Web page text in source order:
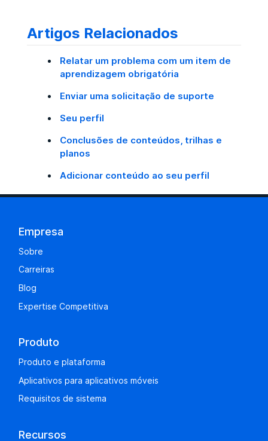
Artigos Relacionados
Relatar um problema com um item de
aprendizagem obrigatória
Enviar uma solicitação de suporte
Seu perfil
Conclusões de conteúdos, trilhas e
planos
Adicionar conteúdo ao seu perfil
Empresa
Sobre
Carreiras
Blog
Expertise Competitiva
Produto
Produto e plataforma
Aplicativos para aplicativos móveis
Requisitos de sistema
Recursos